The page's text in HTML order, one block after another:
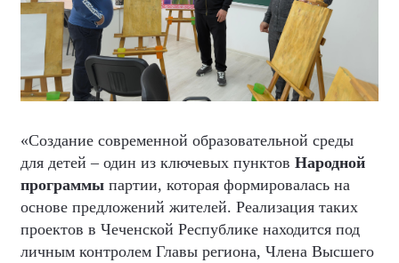
«Создание современной образовательной среды
для детей – один из ключевых пунктов Народной
программы партии, которая формировалась на
основе предложений жителей. Реализация таких
проектов в Чеченской Республике находится под
личным контролем Главы региона, Члена Высшего